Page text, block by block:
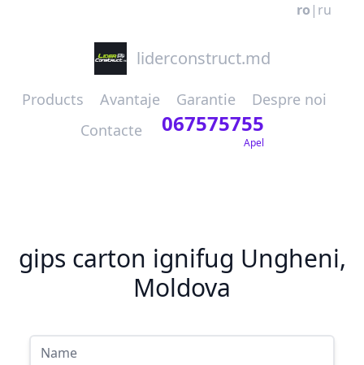
ro | ru
liderconstruct.md
Products Avantaje Garantie
Despre noi
Contacte
067575755
Apel
gips carton ignifug Ungheni,
Moldova